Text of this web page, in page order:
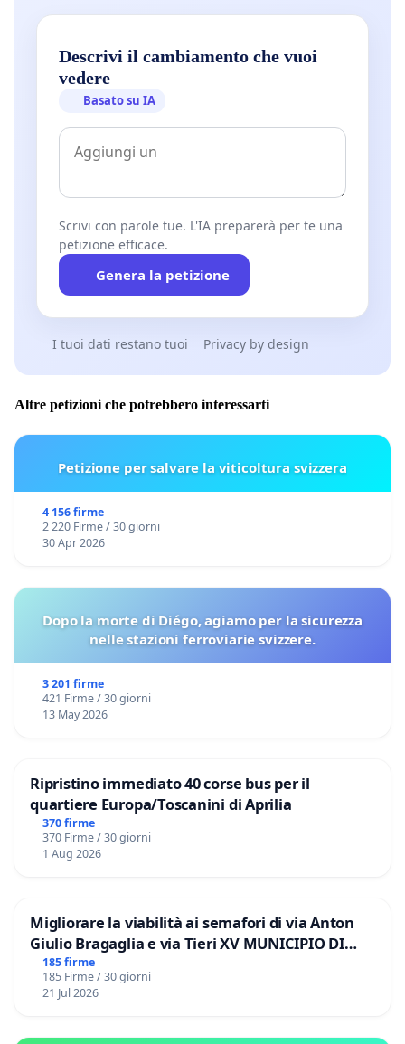
Descrivi il cambiamento che vuoi
vedere
Basato su IA
Scrivi con parole tue. L'IA preparerà per te una
petizione efficace.
Genera la petizione
I tuoi dati restano tuoi Privacy by design
Altre petizioni che potrebbero interessarti
Petizione per salvare la viticoltura svizzera
4 156 firme
2 220 Firme / 30 giorni
30 Apr 2026
Dopo la morte di Diégo, agiamo per la sicurezza
nelle stazioni ferroviarie svizzere.
3 201 firme
421 Firme / 30 giorni
13 May 2026
Ripristino immediato 40 corse bus per il
quartiere Europa/Toscanini di Aprilia
370 firme
370 Firme / 30 giorni
1 Aug 2026
Migliorare la viabilità ai semafori di via Anton
Giulio Bragaglia e via Tieri XV MUNICIPIO DI
ROMA
185 firme
185 Firme / 30 giorni
21 Jul 2026